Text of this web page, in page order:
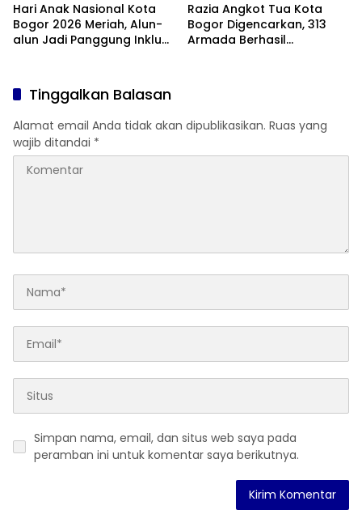
Hari Anak Nasional Kota
Bogor 2026 Meriah, Alun-
alun Jadi Panggung Inklusi
Razia Angkot Tua Kota
Bogor Digencarkan, 313
Armada Berhasil
Tinggalkan Balasan
Alamat email Anda tidak akan dipublikasikan. Ruas yang
wajib ditandai *
Simpan nama, email, dan situs web saya pada
peramban ini untuk komentar saya berikutnya.